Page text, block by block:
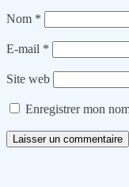
Nom *
E-mail *
Site web
Enregistrer mon